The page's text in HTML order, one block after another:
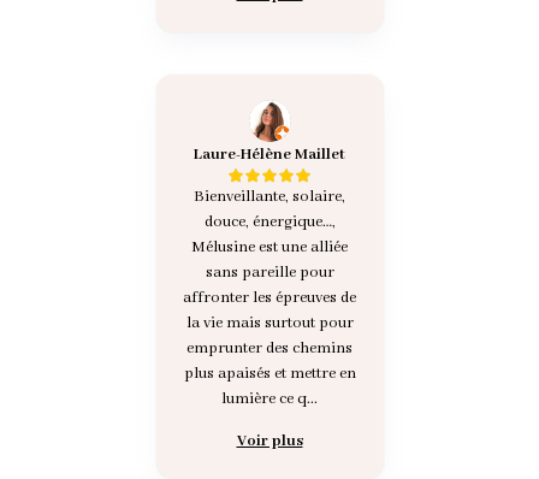
Laure-Hélène Maillet
Bienveillante, solaire,
douce, énergique…,
Mélusine est une alliée
sans pareille pour
affronter les épreuves de
la vie mais surtout pour
emprunter des chemins
plus apaisés et mettre en
lumière ce q...
Voir plus